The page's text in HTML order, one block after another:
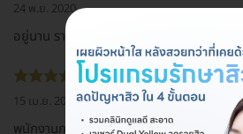
24 พ.ย. 2020
อยู่นาน ราคาสมเหตุผล
15 เม.ย. 2020
พนักงานกดสิวดี หมออธิบายดี ราคาสมเหตุผล